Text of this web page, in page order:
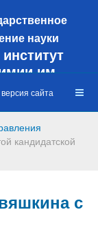
науки
им.
nioch/
сайта
кандидатской
с